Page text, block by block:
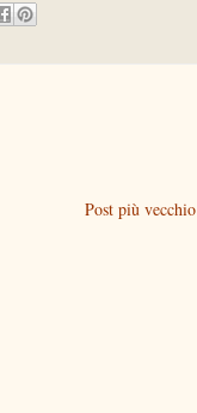
Post più vecchio